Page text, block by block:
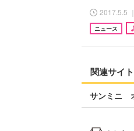
2017.5.5
ニュース
関連サイト
サンミニ